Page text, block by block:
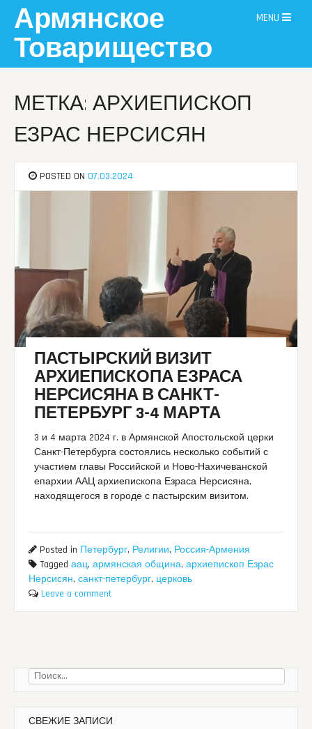
content
Армянское
Товарищество
MENU
МЕТКА: АРХИЕПИСКОП
ЕЗРАС НЕРСИСЯН
POSTED ON 07.03.2024
ПАСТЫРСКИЙ ВИЗИТ
АРХИЕПИСКОПА ЕЗРАСА
НЕРСИСЯНА В САНКТ-
ПЕТЕРБУРГ 3-4 МАРТА
3 и 4 марта 2024 г. в Армянской Апостольской церки
Санкт-Петербурга состоялись несколько событий с
участием главы Российской и Ново-Нахичеванской
епархии ААЦ архиепископа Езраса Нерсисяна,
находящегося в городе с пастырским визитом.
Posted in Петербург, Религии, Россия-Армения
Taggedаац,армянская община,архиепископ Езрас
Нерсисян,санкт-петербург, церковь
Leave a comment
Найти:
СВЕЖИЕ ЗАПИСИ